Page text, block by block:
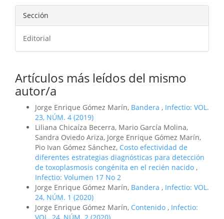
Sección
Editorial
Artículos más leídos del mismo
autor/a
Jorge Enrique Gómez Marín, Bandera , Infectio: VOL.
23, NÚM. 4 (2019)
Liliana Chicaíza Becerra, Mario García Molina,
Sandra Oviedo Ariza, Jorge Enrique Gómez Marín,
Pio Ivan Gómez Sánchez, Costo efectividad de
diferentes estrategias diagnósticas para detección
de toxoplasmosis congénita en el recién nacido ,
Infectio: Volumen 17 No 2
Jorge Enrique Gómez Marín, Bandera , Infectio: VOL.
24, NÚM. 1 (2020)
Jorge Enrique Gómez Marín, Contenido , Infectio:
VOL. 24, NÚM. 2 (2020)